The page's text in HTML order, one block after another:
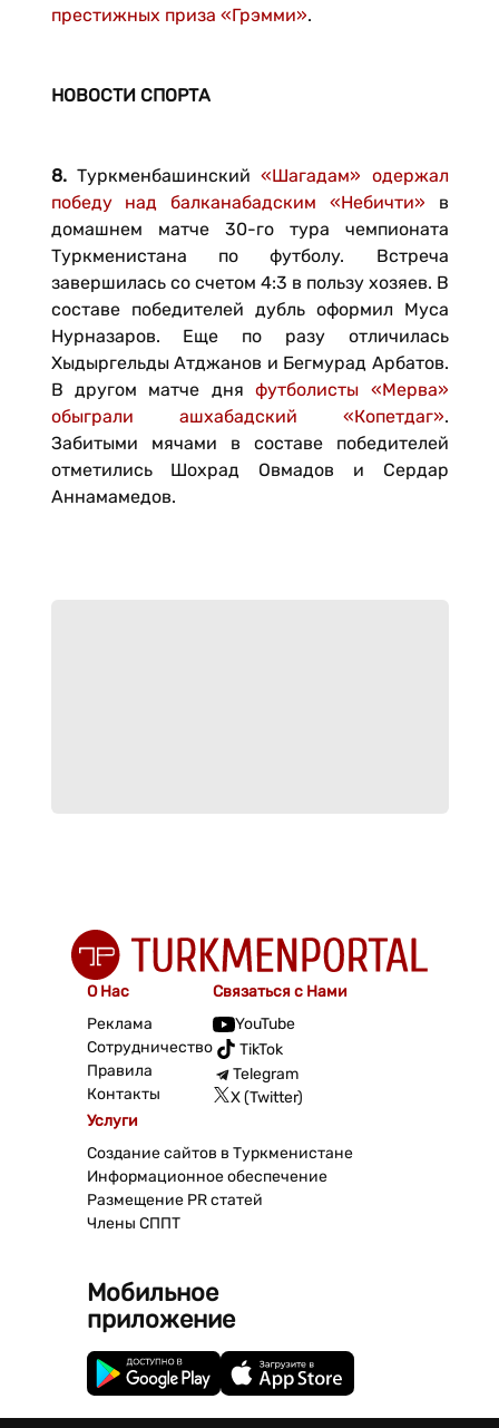
престижных приза «Грэмми».
НОВОСТИ СПОРТА
8.Туркменбашинский«Шагадам» одержал
победу над балканабадским «Небичти» в
домашнем матче 30-го тура чемпионата
Туркменистана по футболу. Встреча
завершилась со счетом 4:3 в пользу хозяев. В
составе победителей дубль оформил Муса
Нурназаров. Еще по разу отличилась
Хыдыргельды Атджанов и Бегмурад Арбатов.
В другом матче дняфутболисты «Мерва»
обыграли ашхабадский «Копетдаг».
Забитыми мячами в составе победителей
отметились Шохрад Овмадов и Сердар
Аннамамедов.
О Нас
Реклама
Сотрудничество
Правила
Контакты
Связаться с Нами
YouTube
TikTok
Telegram
X (Twitter)
Услуги
Создание сайтов в Туркменистане
Информационное обеспечение
Размещение PR статей
Члены СППТ
Мобильное
приложение